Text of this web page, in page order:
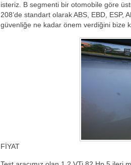
isteriz. B segmenti bir otomobile göre
208’de standart olarak ABS, EBD, ESP,
güvenliğe ne kadar önem verdiğini bize
FİYAT